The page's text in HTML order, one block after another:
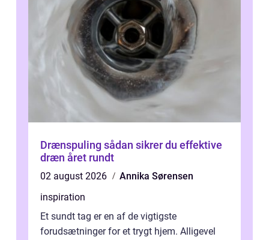
Drænspuling sådan sikrer du effektive
dræn året rundt
02 august 2026
Annika Sørensen
inspiration
Et sundt tag er en af de vigtigste
forudsætninger for et trygt hjem. Alligevel